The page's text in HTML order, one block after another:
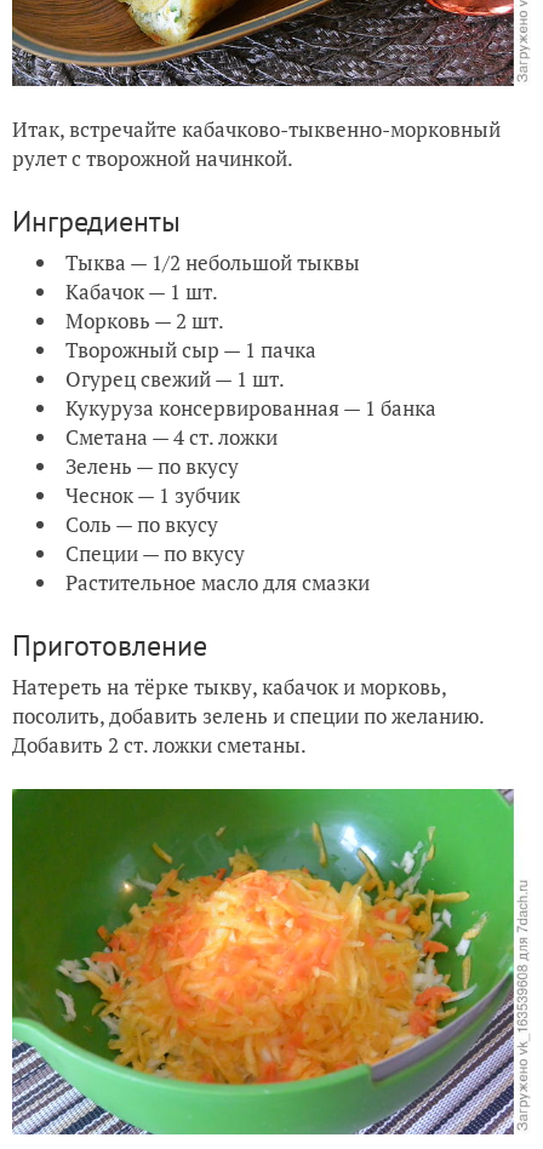
Итак, встречайте кабачково-тыквенно-морковный
рулет с творожной начинкой.
Ингредиенты
Тыква — 1/2 небольшой тыквы
Кабачок — 1 шт.
Морковь — 2 шт.
Творожный сыр — 1 пачка
Огурец свежий — 1 шт.
Кукуруза консервированная — 1 банка
Сметана — 4 ст. ложки
Зелень — по вкусу
Чеснок — 1 зубчик
Соль — по вкусу
Специи — по вкусу
Растительное масло для смазки
Приготовление
Натереть на тёрке тыкву, кабачок и морковь,
посолить, добавить зелень и специи по желанию.
Добавить 2 ст. ложки сметаны.